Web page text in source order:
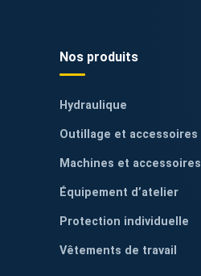
Nos produits
Hydraulique
Outillage et accessoires
Machines et accessoires
Équipement d’atelier
Protection individuelle
Vêtements de travail